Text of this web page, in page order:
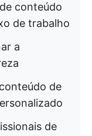
conteúdo
de trabalho
a
de
de